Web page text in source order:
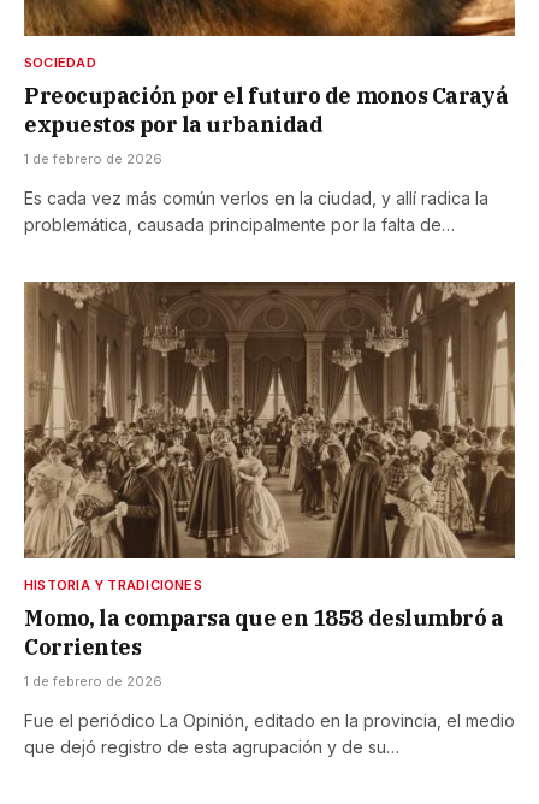
SOCIEDAD
Preocupación por el futuro de monos Carayá
expuestos por la urbanidad
1 de febrero de 2026
Es cada vez más común verlos en la ciudad, y allí radica la
problemática, causada principalmente por la falta de…
HISTORIA Y TRADICIONES
Momo, la comparsa que en 1858 deslumbró a
Corrientes
1 de febrero de 2026
Fue el periódico La Opinión, editado en la provincia, el medio
que dejó registro de esta agrupación y de su…